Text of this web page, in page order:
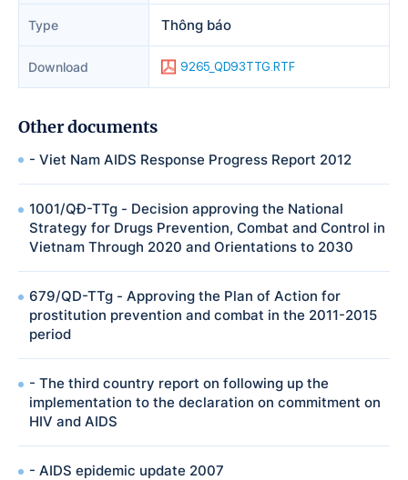
Type Thông báo
Download 9265_QD93TTG.RTF
Other documents
- Viet Nam AIDS Response Progress Report 2012
1001/QĐ-TTg - Decision approving the National
Strategy for Drugs Prevention, Combat and Control in
Vietnam Through 2020 and Orientations to 2030
679/QD-TTg - Approving the Plan of Action for
prostitution prevention and combat in the 2011-2015
period
- The third country report on following up the
implementation to the declaration on commitment on
HIV and AIDS
- AIDS epidemic update 2007